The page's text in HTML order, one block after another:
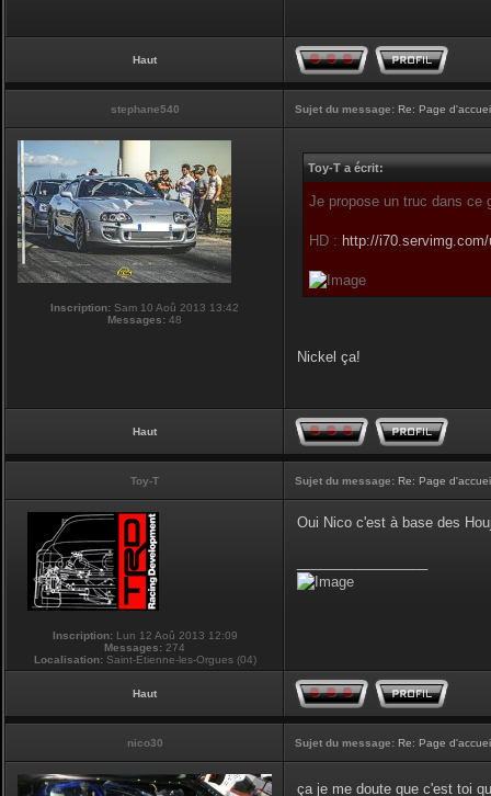
Haut
stephane540 Sujet du message: Re: Page
Inscription: Sam 10 Aoû 2013 13:42
Messages: 48
Toy-T a écrit:
Je propose un truc dans ce
HD : http://
Nickel ça!
Haut
Toy-T Sujet du message: Re: Page
Inscription:Lun 12 Aoû 2013 12:09
Messages: 274
Localisation:Saint-Etienne-les-Orgues (04)
Oui Nico c'est à base des
Haut
nico30 Sujet du message: Re: Page
ça je me doute que c'est toi